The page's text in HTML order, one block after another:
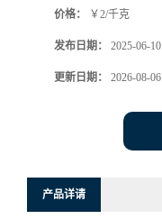
价格： ￥2/千克
发布日期： 2025-06-10
更新日期： 2026-08-06
产品详请